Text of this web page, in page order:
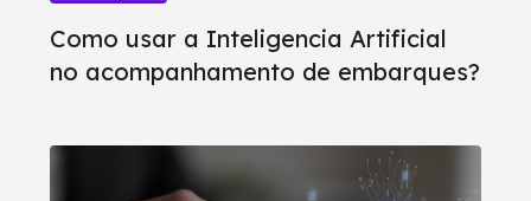
Como usar a Inteligencia Artificial
no acompanhamento de embarques?